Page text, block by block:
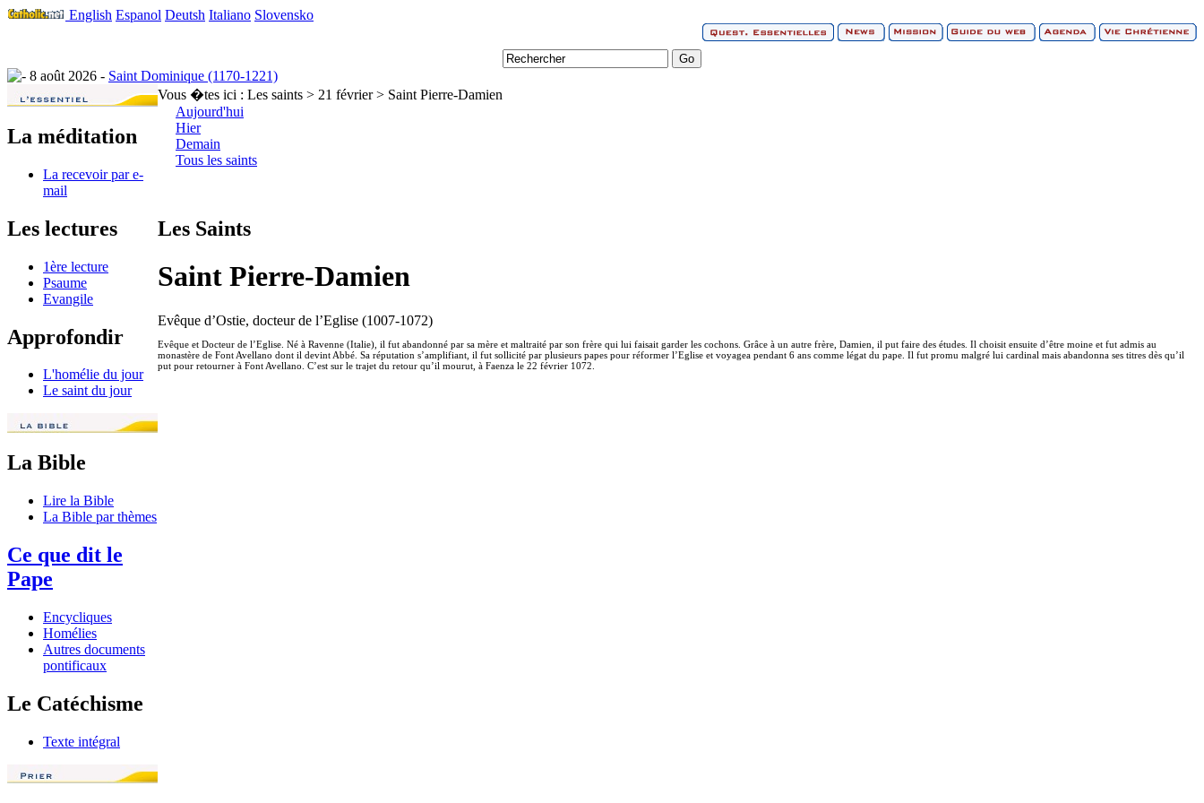
English Espanol Deutsh Italiano Slovensko
8 août 2026 - Saint Dominique (1170-1221)
La méditation
La recevoir par e-
mail
Les lectures
1ère lecture
Psaume
Evangile
Approfondir
L'homélie du jour
Le saint du jour
La Bible
Lire la Bible
La Bible par thèmes
Ce que dit le
Pape
Encycliques
Homélies
Autres documents
pontificaux
Le Catéchisme
Texte intégral
Vous �tes ici : Les saints > 21 février > Saint Pierre-Damien
Aujourd'hui
Hier
Demain
Tous les saints
Les Saints
Saint Pierre-Damien
Evêque d’Ostie, docteur de l’Eglise (1007-1072)
Evêque et Docteur de l’Eglise. Né à Ravenne (Italie), il fut abandonné par sa mère et maltraité par son frère qui lui faisait garder les cochons. Grâce à un autre frère, Damien, il put faire des études. Il choisit ensuite d’être moine et fut admis au
monastère de Font Avellano dont il devint Abbé. Sa réputation s’amplifiant, il fut sollicité par plusieurs papes pour réformer l’Eglise et voyagea pendant 6 ans comme légat du pape. Il fut promu malgré lui cardinal mais abandonna ses titres dès qu’il
put pour retourner à Font Avellano. C’est sur le trajet du retour qu’il mourut, à Faenza le 22 février 1072.